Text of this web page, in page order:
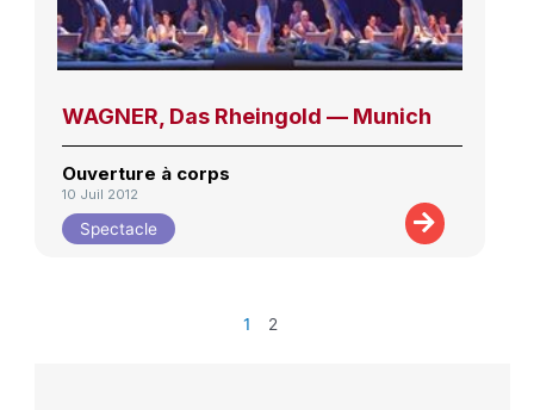
WAGNER, Das Rheingold — Munich
Ouverture à corps
10 Juil 2012
Spectacle
1 2